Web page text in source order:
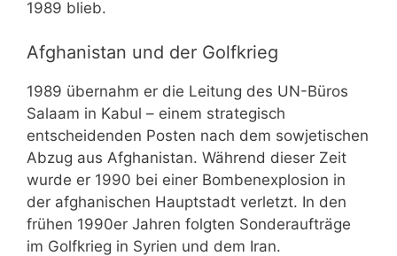
1989 blieb.
Afghanistan und der Golfkrieg
1989 übernahm er die Leitung des UN-Büros
Salaam in Kabul – einem strategisch
entscheidenden Posten nach dem sowjetischen
Abzug aus Afghanistan. Während dieser Zeit
wurde er 1990 bei einer Bombenexplosion in
der afghanischen Hauptstadt verletzt. In den
frühen 1990er Jahren folgten Sonderaufträge
im Golfkrieg in Syrien und dem Iran.